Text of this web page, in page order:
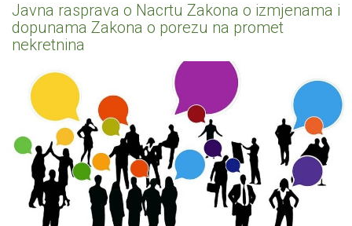
Javna rasprava o Nacrtu Zakona o izmjenama i
dopunama Zakona o porezu na promet
nekretnina